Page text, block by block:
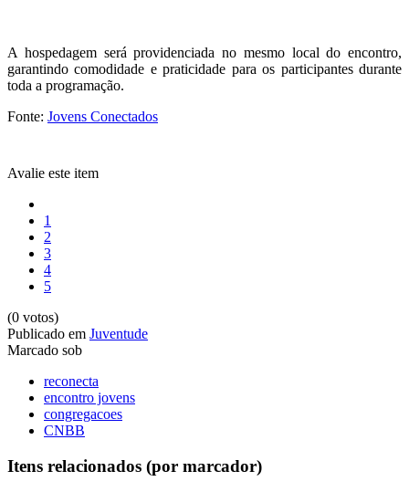
A hospedagem será providenciada no mesmo local do encontro,
garantindo comodidade e praticidade para os participantes durante
toda a programação.
Fonte: Jovens Conectados
Avalie este item
1
2
3
4
5
(0 votos)
Publicado em Juventude
Marcado sob
reconecta
encontro jovens
congregacoes
CNBB
Itens relacionados (por marcador)